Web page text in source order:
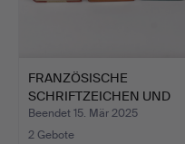
FRANZÖSISCHE
SCHRIFTZEICHEN UND
BRIEFMARKE…
Beendet 15. Mär 2025
2 Gebote